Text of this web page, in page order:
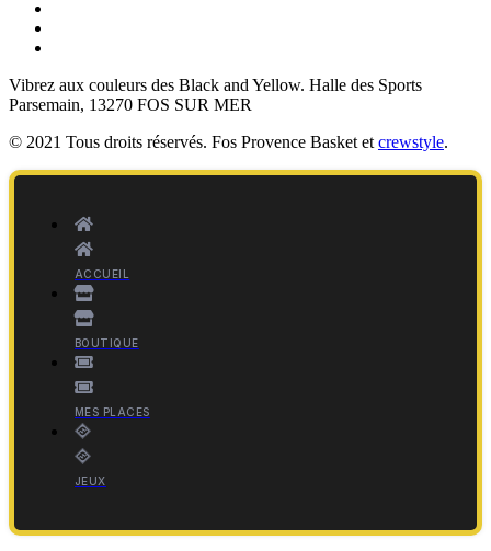
Vibrez aux couleurs des Black and Yellow. Halle des Sports
Parsemain, 13270 FOS SUR MER
© 2021 Tous droits réservés. Fos Provence Basket et crewstyle.
ACCUEIL
BOUTIQUE
MES PLACES
JEUX